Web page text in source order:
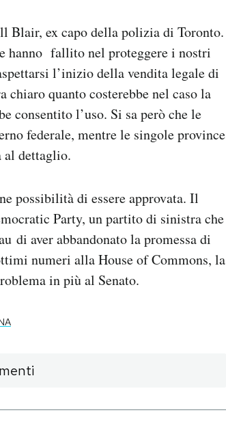
Blair, ex capo della polizia di Toronto.
hanno fallito nel proteggere i nostri
l’inizio della vendita legale di
chiaro quanto costerebbe nel caso la
consentito l’uso. Si sa però che le
federale, mentre le singole province
al dettaglio.
possibilità di essere approvata. Il
Party, un partito di sinistra che
di aver abbandonato la promessa di
numeri alla House of Commons, la
in più al Senato.